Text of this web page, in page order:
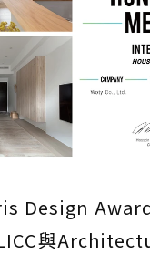
Design
與